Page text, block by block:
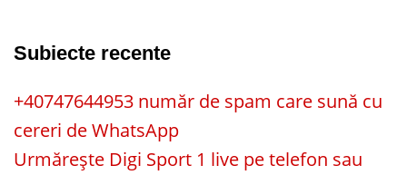
Subiecte recente
+40747644953 număr de spam care sună cu
cereri de WhatsApp
Urmărește Digi Sport 1 live pe telefon sau